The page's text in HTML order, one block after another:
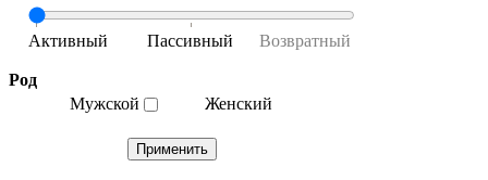
Род
Мужской
Женский